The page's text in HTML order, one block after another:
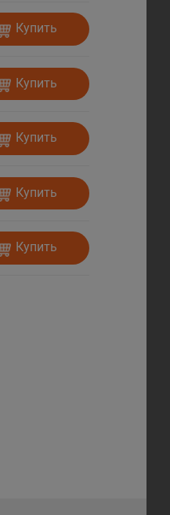
Купить
Купить
Купить
Купить
Купить